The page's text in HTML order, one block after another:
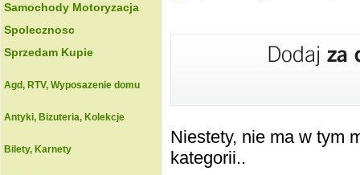
Samochody Motoryzacja
Spolecznosc
Sprzedam Kupie
Agd, RTV, Wyposazenie domu
Antyki, Bizuteria, Kolekcje
Bilety, Karnety
Niestety, nie ma w tym
kategorii..